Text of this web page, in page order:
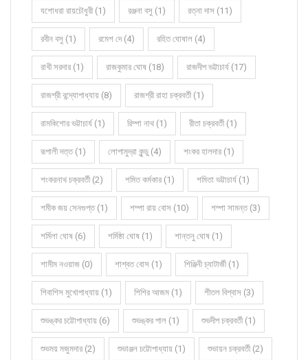
যশোধরা রায়চৌধুরী (1) রঞ্জনা বসু (1) রত্না দাস (11)
রবীন বসু (1) রমেশ দে (4) রহিত ঘোষাল (4)
রাখী সরদার (1) রাজকুমার ঘোষ (18) রাজদীপ ভট্টাচার্য (17)
রাজশ্রী বন্দ্যোপাধ্যায় (8) রাজশ্রী রাহা চক্রবর্তী (1)
রামকিশোর ভট্টাচার্য (1) রিম্পা নাথ (1) রীতা চক্রবর্তী (1)
রূপালী দত্ত (1) লোপামুদ্রা কুন্ডু (4) শংকর হালদার (1)
শংকরনাথ চক্রবর্তী (2) শমিত কর্মকার (1) শমিতা ভট্টাচার্য (1)
শমীক জয় সেনগুপ্ত (1) শম্পা রায় বোস (10) শম্পা সামন্ত (3)
শর্মিলা ঘোষ (6) শর্মিষ্ঠা ঘোষ (1) শান্তনু ঘোষ (1)
শামীম নওয়াজ (0) শাশ্বত বোস (1) শিঞ্জিনী চ্যাটার্জী (1)
শিবাশিস মুখোপাধ্যায় (1) শিশির আজম (1) শীতল বিশ্বাস (3)
শুভঙ্কর চট্টোপাধ্যায় (6) শুভঙ্কর পাল (1) শুভদীপ চক্রবর্তী (1)
শুভময় মজুমদার (2) শুভাঞ্জন চট্টোপাধ্যায় (1) শুভায়ন চক্রবর্তী (2)